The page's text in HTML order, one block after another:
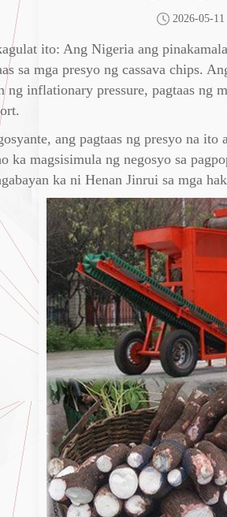
2026-05-11
ito: Ang Nigeria ang
sa mga presyo ng cassava chips.
ng inflationary pressure, pagtaas ng
ang pagtaas ng presyo na
ka magsisimula ng negosyo sa
ka ni Henan Jinrui sa mga